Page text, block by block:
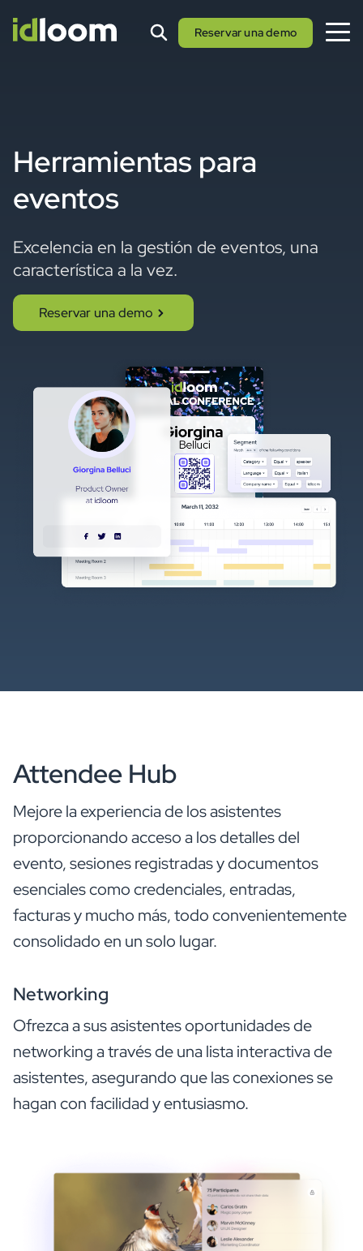
Reservar una demo
Herramientas para
eventos
Excelencia en la gestión de eventos, una
característica a la vez.
Reservar una demo
Attendee Hub
Mejore la experiencia de los asistentes
proporcionando acceso a los detalles del
evento, sesiones registradas y documentos
esenciales como credenciales, entradas,
facturas y mucho más, todo convenientemente
consolidado en un solo lugar.
Networking
Ofrezca a sus asistentes oportunidades de
networking a través de una lista interactiva de
asistentes, asegurando que las conexiones se
hagan con facilidad y entusiasmo.